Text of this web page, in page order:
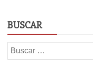
BUSCAR
Buscar: